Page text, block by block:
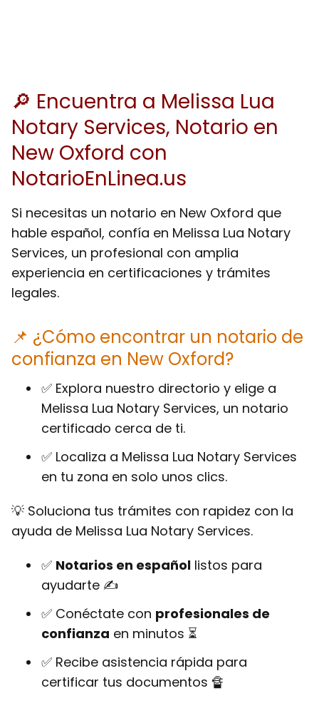
🔎 Encuentra a Melissa Lua
Notary Services, Notario en
New Oxford con
NotarioEnLinea.us
Si necesitas un notario en New Oxford que
hable español, confía en Melissa Lua Notary
Services, un profesional con amplia
experiencia en certificaciones y trámites
legales.
📌 ¿Cómo encontrar un notario de
confianza en New Oxford?
✅ Explora nuestro directorio y elige a
Melissa Lua Notary Services, un notario
certificado cerca de ti.
✅ Localiza a Melissa Lua Notary Services
en tu zona en solo unos clics.
💡 Soluciona tus trámites con rapidez con la
ayuda de Melissa Lua Notary Services.
✅ Notarios en español listos para
ayudarte ✍
✅ Conéctate con profesionales de
confianza en minutos ⏳
✅ Recibe asistencia rápida para
certificar tus documentos 🔏